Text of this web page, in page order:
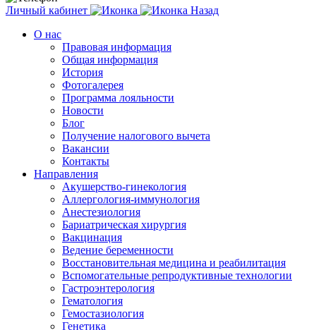
Личный кабинет
Назад
О нас
Правовая информация
Общая информация
История
Фотогалерея
Программа лояльности
Новости
Блог
Получение налогового вычета
Вакансии
Контакты
Направления
Акушерство-гинекология
Аллергология-иммунология
Анестезиология
Бариатрическая хирургия
Вакцинация
Ведение беременности
Восстановительная медицина и реабилитация
Вспомогательные репродуктивные технологии
Гастроэнтерология
Гематология
Гемостазиология
Генетика